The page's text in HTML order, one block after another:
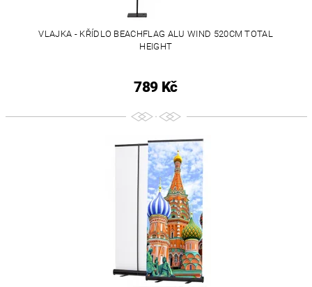
VLAJKA - KŘÍDLO BEACHFLAG ALU WIND 520CM TOTAL
HEIGHT
789 Kč